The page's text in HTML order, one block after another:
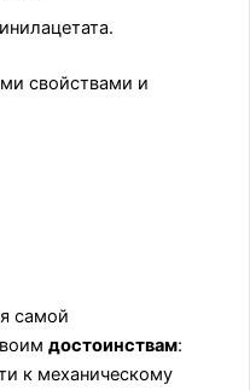
свойствами и
самой
достоинствам:
к механическому